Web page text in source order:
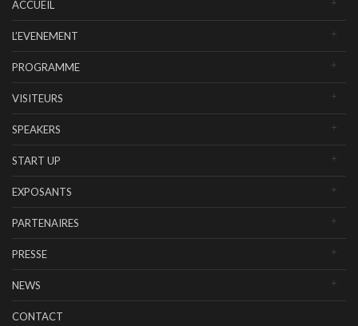
ACCUEIL
L’EVENEMENT
PROGRAMME
VISITEURS
SPEAKERS
START UP
EXPOSANTS
PARTENAIRES
PRESSE
NEWS
CONTACT